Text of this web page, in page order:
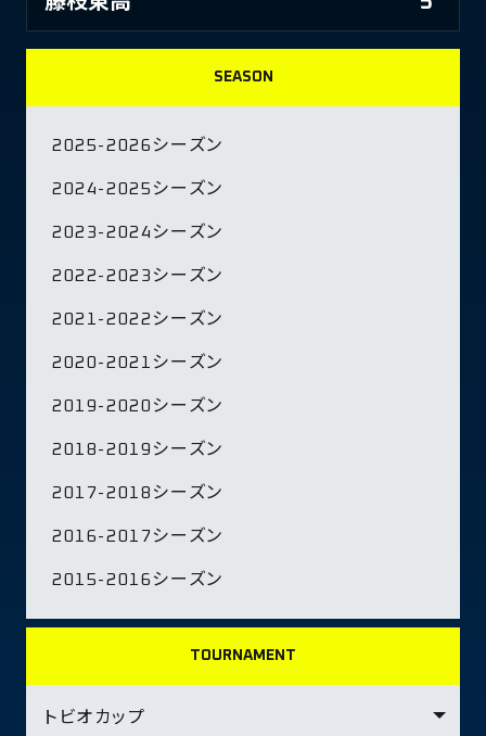
SEASON
2025-2026シーズン
2024-2025シーズン
2023-2024シーズン
2022-2023シーズン
2021-2022シーズン
2020-2021シーズン
2019-2020シーズン
2018-2019シーズン
2017-2018シーズン
2016-2017シーズン
2015-2016シーズン
TOURNAMENT